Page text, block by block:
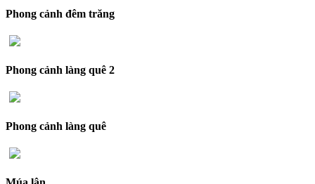
Phong cảnh đêm trăng
Phong cảnh làng quê 2
Phong cảnh làng quê